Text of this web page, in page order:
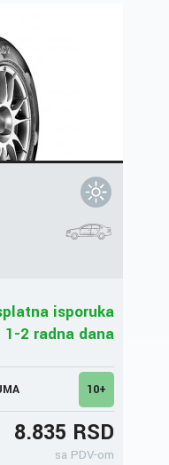
isporuka
1-2 radna dana
10+
8.835 RSD
sa PDV-om